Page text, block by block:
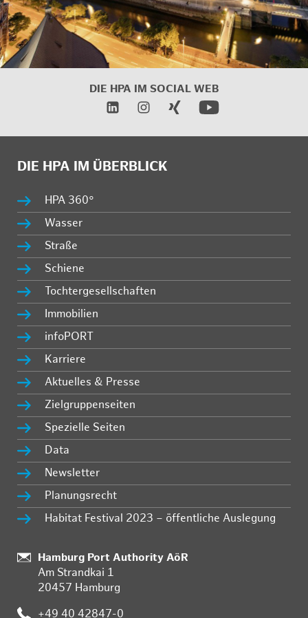
DIE HPA IM SOCIAL WEB
DIE HPA IM ÜBERBLICK
HPA 360°
Wasser
Straße
Schiene
Tochtergesellschaften
Immobilien
infoPORT
Karriere
Aktuelles & Presse
Zielgruppenseiten
Spezielle Seiten
Data
Newsletter
Planungsrecht
Habitat Festival 2023 – öffentliche Auslegung
:
Hamburg Port Authority AöR
Am Strandkai 1
20457 Hamburg
+49 40 42847-0